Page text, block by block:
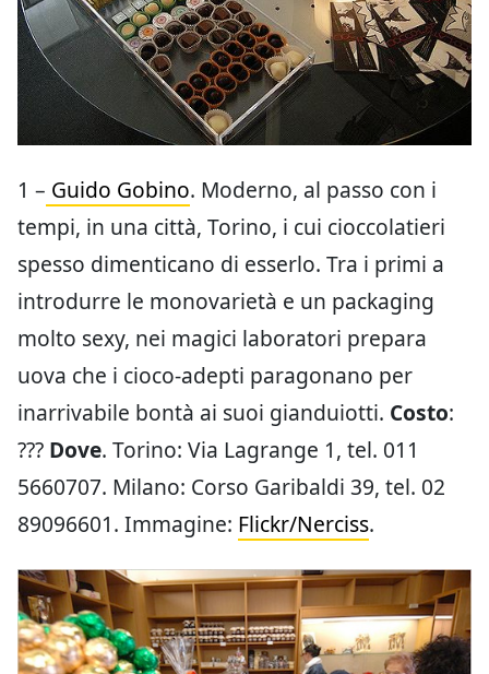
1 – Guido Gobino. Moderno, al passo con i
tempi, in una città, Torino, i cui cioccolatieri
spesso dimenticano di esserlo. Tra i primi a
introdurre le monovarietà e un packaging
molto sexy, nei magici laboratori prepara
uova che i cioco-adepti paragonano per
inarrivabile bontà ai suoi gianduiotti. Costo:
??? Dove. Torino: Via Lagrange 1, tel. 011
5660707. Milano: Corso Garibaldi 39, tel. 02
89096601. Immagine: Flickr/Nerciss.